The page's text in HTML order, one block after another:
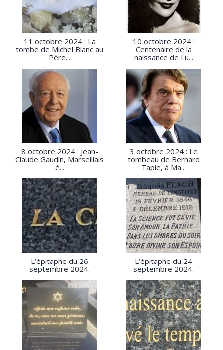
11 octobre 2024 : La
tombe de Michel Blanc au
Père...
10 octobre 2024 :
Centenaire de la
naissance de Lu...
8 octobre 2024 : Jean-
Claude Gaudin, Marseillais
é...
3 octobre 2024 : Le
tombeau de Bernard
Tapie, à Ma...
L’épitaphe du 26
septembre 2024.
L’épitaphe du 24
septembre 2024.